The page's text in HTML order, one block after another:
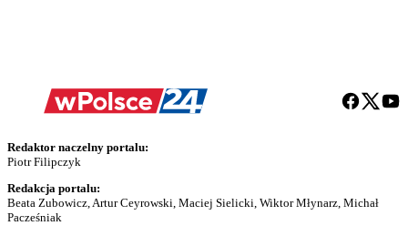
Redaktor naczelny portalu:
Piotr Filipczyk
Redakcja portalu:
Beata Zubowicz, Artur Ceyrowski, Maciej Sielicki, Wiktor Młynarz, Michał
Pacześniak